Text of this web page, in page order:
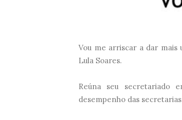
Vou me arriscar a dar mais
Lula Soares.
Reúna seu secretariado
desempenho das